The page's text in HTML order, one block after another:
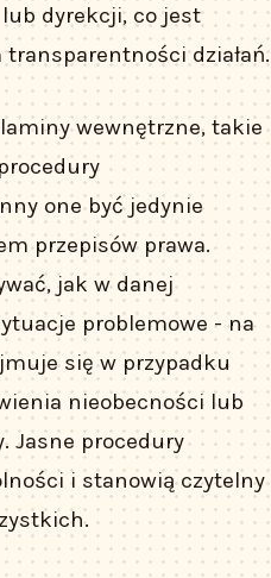
dyrekcji, co jest
działań.
wewnętrzne, takie
one być jedynie
przepisów prawa.
jak w danej
problemowe - na
się w przypadku
nieobecności lub
Jasne procedury
i stanowią czytelny